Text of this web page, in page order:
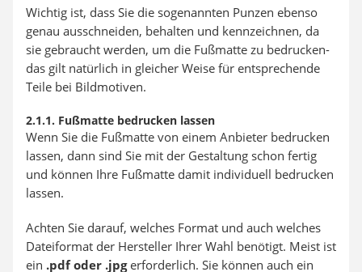
Wichtig ist, dass Sie die sogenannten Punzen ebenso
genau ausschneiden, behalten und kennzeichnen, da
sie gebraucht werden, um die Fußmatte zu bedrucken-
das gilt natürlich in gleicher Weise für entsprechende
Teile bei Bildmotiven.
2.1.1. Fußmatte bedrucken lassen
Wenn Sie die Fußmatte von einem Anbieter bedrucken
lassen, dann sind Sie mit der Gestaltung schon fertig
und können Ihre Fußmatte damit individuell bedrucken
lassen.
Achten Sie darauf, welches Format und auch welches
Dateiformat der Hersteller Ihrer Wahl benötigt. Meist ist
ein .pdf oder .jpgerforderlich. Sie können auch ein